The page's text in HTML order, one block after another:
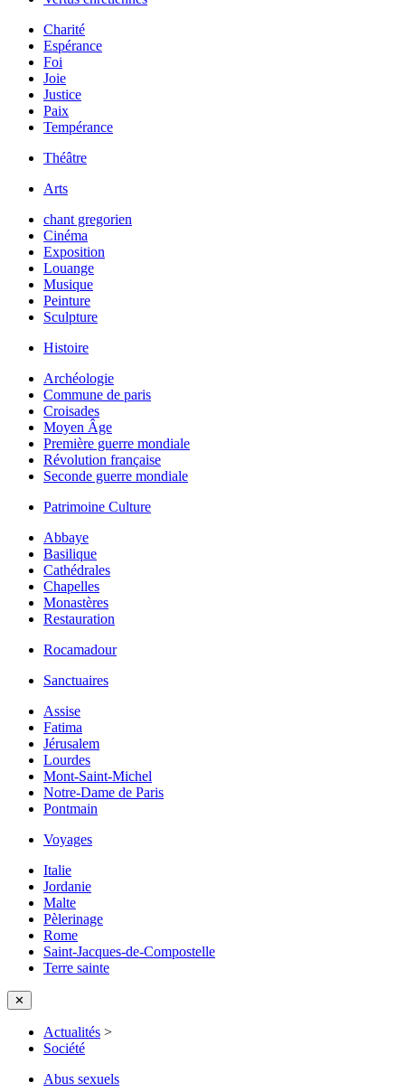
Charité
Espérance
Foi
Joie
Justice
Paix
Tempérance
Théâtre
Arts
chant gregorien
Cinéma
Exposition
Louange
Musique
Peinture
Sculpture
Histoire
Archéologie
Commune de paris
Croisades
Moyen Âge
Première guerre mondiale
Révolution française
Seconde guerre mondiale
Patrimoine Culture
Abbaye
Basilique
Cathédrales
Chapelles
Monastères
Restauration
Rocamadour
Sanctuaires
Assise
Fatima
Jérusalem
Lourdes
Mont-Saint-Michel
Notre-Dame de Paris
Pontmain
Voyages
Italie
Jordanie
Malte
Pèlerinage
Rome
Saint-Jacques-de-Compostelle
Terre sainte
✕
Actualités >
Société
Abus sexuels